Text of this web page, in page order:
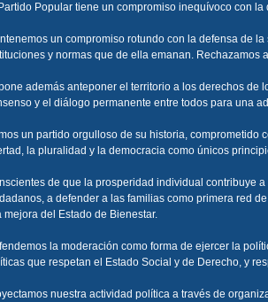
Popular tiene un compromiso inequívoco con
un compromiso rotundo con la defensa de
y normas que de ella emanan.
además anteponer el territorio a los derechos de
y el diálogo permanente entre todos para una
un partido orgulloso de su historia, comprometido
la pluralidad y la democracia como únicos
de que la prosperidad individual contribuye
a defender a las familias como primera red
mejora del Estado de Bienestar.
la moderación como forma de ejercer la
que respetan el Estado Social y de Derecho, y
nuestra actividad política a través de